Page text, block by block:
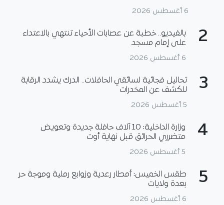
6 أغسطس 2026
2
بالفيديو.. خطبة عن عصابات الأحياء تنتهي بالاعتداء
على إمام مسجد
6 أغسطس 2026
3
تحاليل فجائية لسائقي الحافلات.. الدرك يشدد الرقابة
للكشف عن المخدرات
5 أغسطس 2026
4
وزارة الداخلية: 10 آلاف حافلة جديدة وتعويض
متضرري الحرائق قبل نهاية أوت
5 أغسطس 2026
5
طقس الخميس: أمطار رعدية وزوابع رملية وموجة حر
بعدة ولايات
6 أغسطس 2026